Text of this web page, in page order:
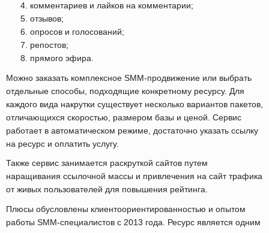
комментариев и лайков на комментарии;
отзывов;
опросов и голосований;
репостов;
прямого эфира.
Можно заказать комплексное SMM-продвижение или выбрать
отдельные способы, подходящие конкретному ресурсу. Для
каждого вида накрутки существует несколько вариантов пакетов,
отличающихся скоростью, размером базы и ценой. Сервис
работает в автоматическом режиме, достаточно указать ссылку
на ресурс и оплатить услугу.
Также сервис занимается раскруткой сайтов путем
наращивания ссылочной массы и привлечения на сайт трафика
от живых пользователей для повышения рейтинга.
Плюсы обусловлены клиентоориентированностью и опытом
работы SMM-специалистов с 2013 года. Ресурс является одним